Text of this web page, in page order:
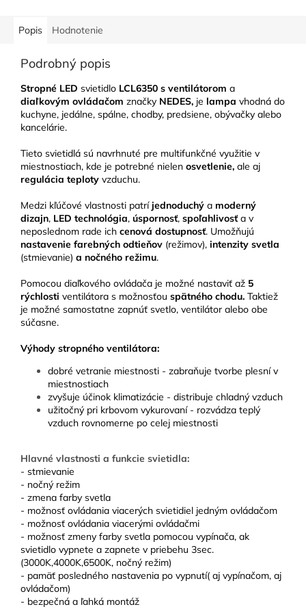
Popis Hodnotenie
Podrobný popis
Stropné LED svietidlo LCL6350 s ventilátorom a
diaľkovým ovládačom značky NEDES, je lampa vhodná do
kuchyne, jedálne, spálne, chodby, predsiene, obývačky alebo
kancelárie.
Tieto svietidlá sú navrhnuté pre multifunkčné využitie v
miestnostiach, kde je potrebné nielen osvetlenie, ale aj
regulácia teploty vzduchu.
Medzi kľúčové vlastnosti patríjednoduchý a moderný
dizajn, LED technológia, úspornosť, spoľahlivosť a v
neposlednom rade ich cenová dostupnosť. Umožňujú
nastavenie farebných odtieňov (režimov), intenzity svetla
(stmievanie) a nočného režimu.
Pomocou diaľkového ovládača je možné nastaviť až 5
rýchlosti ventilátora s možnosťou spätného chodu. Taktiež
je možné samostatne zapnúť svetlo, ventilátor alebo obe
súčasne.
Výhody stropného ventilátora:
dobré vetranie miestnosti - zabraňuje tvorbe plesní v
miestnostiach
zvyšuje účinok klimatizácie - distribuje chladný vzduch
užitočný pri krbovom vykurovaní - rozvádza teplý
vzduch rovnomerne po celej miestnosti
Hlavné vlastnosti a funkcie svietidla:
- stmievanie
- nočný režim
- zmena farby svetla
- možnosť ovládania viacerých svietidiel jedným ovládačom
- možnosť ovládania viacerými ovládačmi
- možnosť zmeny farby svetla pomocou vypínača, ak
svietidlo vypnete a zapnete v priebehu 3sec.
(3000K,4000K,6500K, nočný režim)
- pamäť posledného nastavenia po vypnutí( aj vypínačom, aj
ovládačom)
- bezpečná a ľahká montáž